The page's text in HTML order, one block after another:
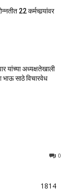
22 कर्मचार्‍यांवर
यांच्या अध्यक्षतेखाली
भाऊ साठे विचारवेध
0
1814